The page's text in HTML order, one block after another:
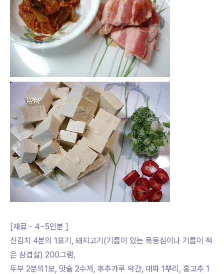
[재료 - 4~5인분 ]
신김치 4분의 1포기, 돼지고기(기름이 있는 목등심이나 기름이 적
은 삼겹살) 200그램,
두부 2분의1모, 맛술 2수저, 후추가루 약간, 대파 1뿌리, 홍고추 1